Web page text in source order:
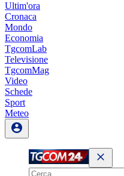
Ultim'ora
Cronaca
Mondo
Economia
TgcomLab
Televisione
TgcomMag
Video
Schede
Sport
Meteo